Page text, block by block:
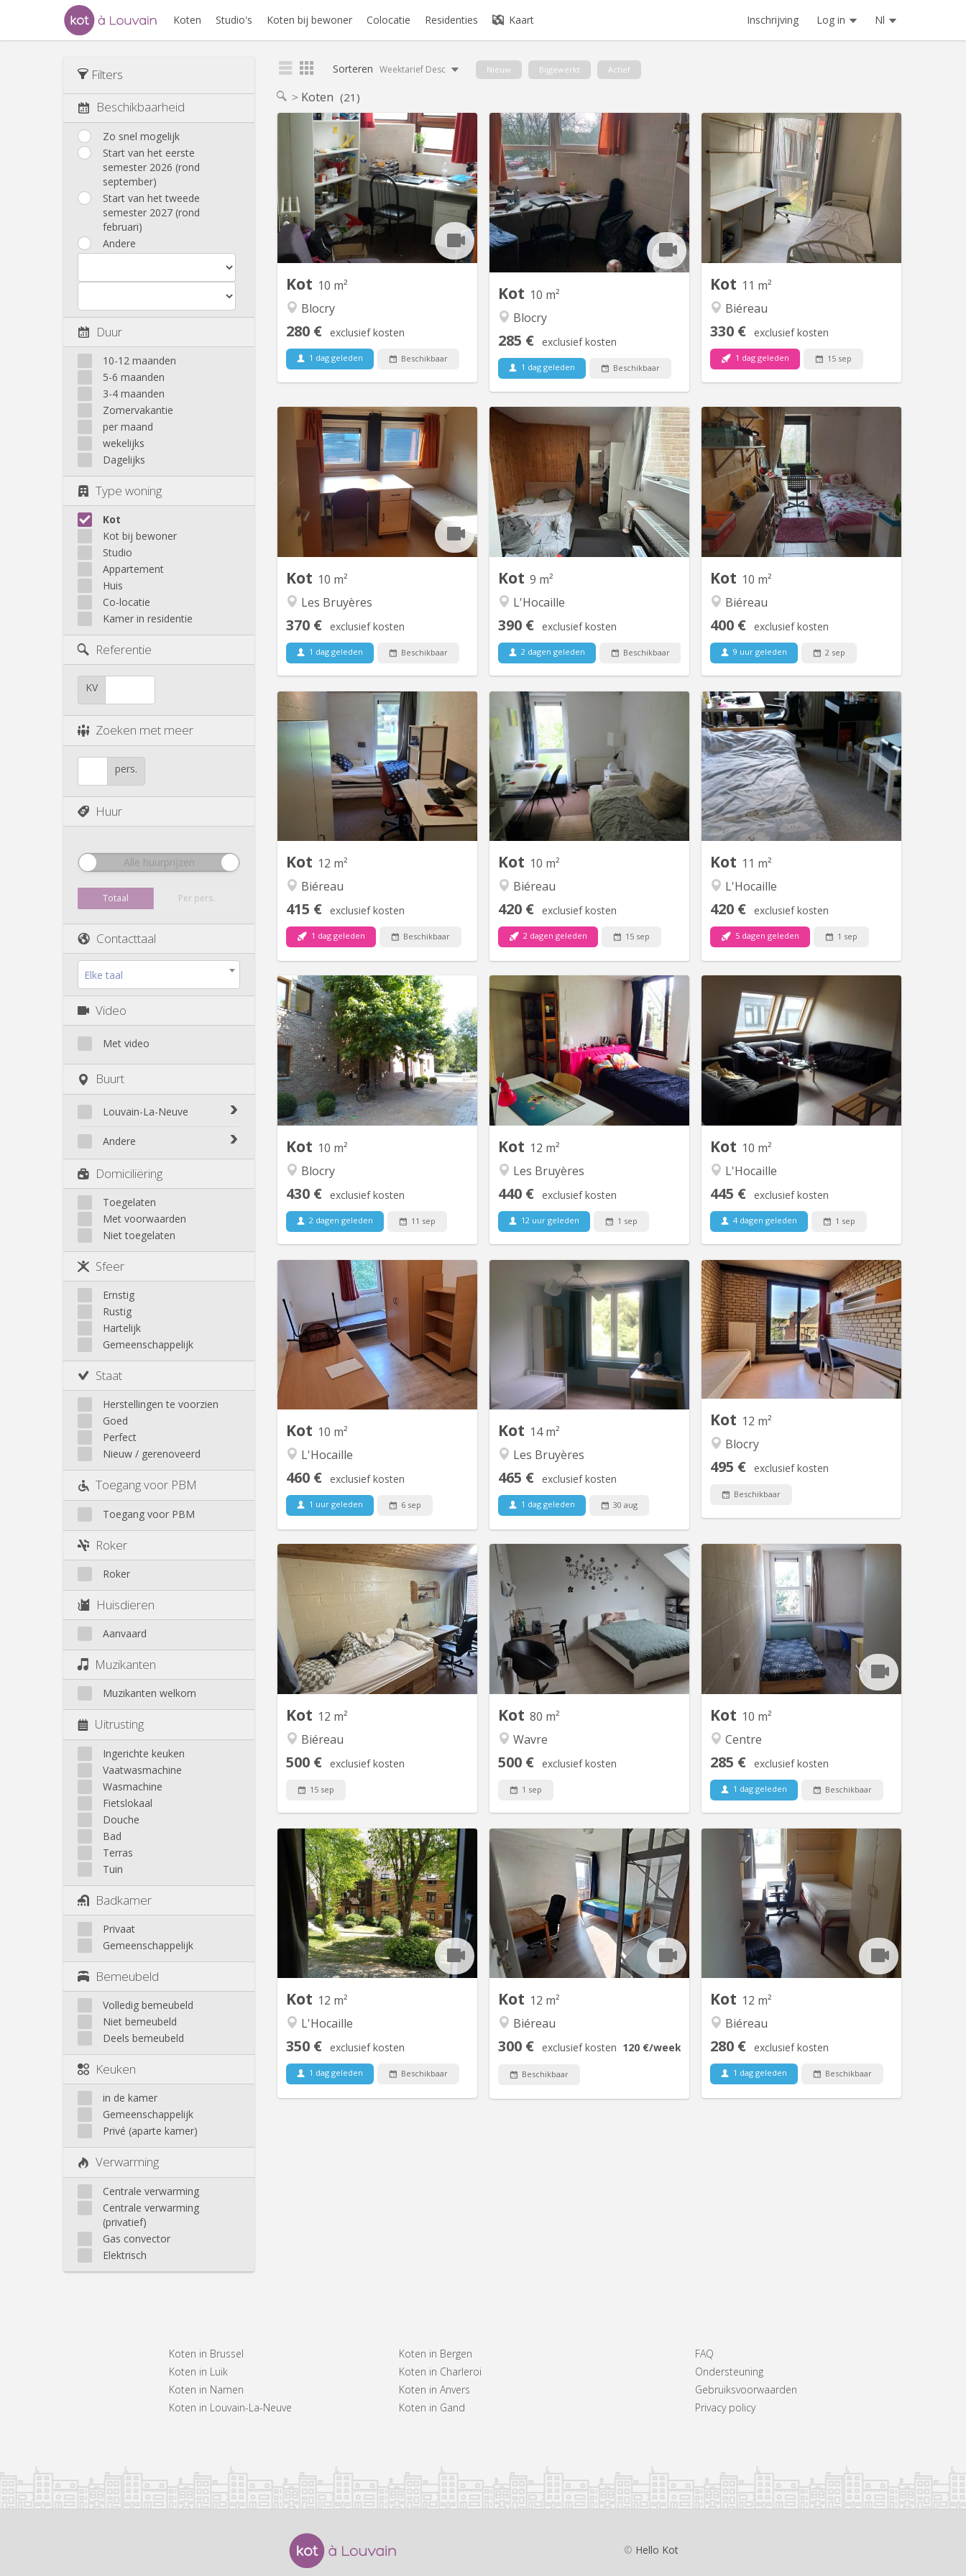
Koten Studio's Koten bij bewoner Colocatie Residenties Kaart Inschrijving Log in Nl
Filters
Beschikbaarheid
Zo snel mogelijk
Start van het eerste
semester 2026 (rond
september)
Start van het tweede
semester 2027 (rond
februari)
Andere
Duur
10-12 maanden
5-6 maanden
3-4 maanden
Zomervakantie
per maand
wekelijks
Dagelijks
Type woning
Kot
Kot bij bewoner
Studio
Appartement
Huis
Co-locatie
Kamer in residentie
Referentie
KV
Zoeken met meer
pers.
Huur
Alle huurprijzen
Totaal Per pers.
Contacttaal
Elke taal
Video
Met video
Buurt
Louvain-La-Neuve
Biéreau
Centre
L'Hocaille
La Baraque
Lauzelle
Les Bruyères
Andere
Genappe
Mont-Saint-Guibert
Nivelles
Ottignies
Rixensart
Walhain
Wavre
Buiten Louvain-La-Neuve
Domiciliëring
Toegelaten
Met voorwaarden
Niet toegelaten
Sfeer
Ernstig
Rustig
Hartelijk
Gemeenschappelijk
Staat
Herstellingen te voorzien
Goed
Perfect
Nieuw / gerenoveerd
Toegang voor PBM
Toegang voor PBM
Roker
Roker
Huisdieren
Aanvaard
Muzikanten
Muzikanten welkom
Uitrusting
Ingerichte keuken
Vaatwasmachine
Wasmachine
Fietslokaal
Douche
Bad
Terras
Tuin
Badkamer
Privaat
Gemeenschappelijk
Bemeubeld
Volledig bemeubeld
Niet bemeubeld
Deels bemeubeld
Keuken
in de kamer
Gemeenschappelijk
Privé (aparte kamer)
Verwarming
Centrale verwarming
Centrale verwarming
(privatief)
Gas convector
Elektrisch
Sorteren Weektarief Desc Nieuw Bijgewerkt Actief
Koten (21)
Kot 10 m²
Blocry
280 € exclusief kosten
1 dag geleden Beschikbaar
KV 1037
Kot situé rue des Sports 7 / 102: Très
bien situé, dans une rue calme, a deux
pas du centre sportif du Blocry, et
proche du centre, IAD, Hocaille
Appartement communautaire de 10
avec 3 salles de douches et 3 WC
Disponible du 16 juillet au 10
septembre 2026
Kot 10 m²
Blocry
285 € exclusief kosten
1 dag geleden Beschikbaar
KV 1025
Sports 11/104: kot situé au Blocry, rue
des Sports dans un appartement
communautaire de 10, avec 3 salles de
douches et 3 WC. chambre de 10 m²,
lumineuse proximité immédiate avec le
centre sportif, de l IAD, et proche du
centre de LLN A louer du 20 juin au 10
septembre 2026 à 290 euros...
Kot 11 m²
Biéreau
330 € exclusief kosten
1 dag geleden 15 sep
KV 2256
Chambre de 11m2, meublée, équipée
d’un évier. Résidence disposant d’un
parking et d’un cadre verdoyant. Loyer
€450 / mois : toutes charges
comprises Garantie locative €700 Taxe
de séjour lln : €325 / an Commun de 8
chambres au rez-de-chaussée-de-
chaussée, comprenant 1 salle de
Kot 10 m²
Les Bruyères
370 € exclusief kosten
1 dag geleden Beschikbaar
KV 850
Kot/chambre situé au passage des
Dinandiers 22 - 309, dans le quartier
des Bruyères Dans un communautaire
de 10 chambres avec 3 douches et 3
WC. Central, dans le quartier des
Bruyères, proche de la Grand place de
l'Université (à 4 minutes à pied), et des
commerces et facultés multiples. A 1...
Kot 9 m²
L'Hocaille
390 € exclusief kosten
2 dagen geleden Beschikbaar
KV 2207
Kot à louer dans un communautaire de
8 situé dans l'hocaille à 7 min à pied de
la grande place. disponible dès le 1er
juillet 2026 et ce jusqu'au 11
septembre 2026.
Kot 10 m²
Biéreau
400 € exclusief kosten
9 uur geleden 2 sep
Bonjour. ATTENTION LE KOT N’est
plus disponible pour l’ANNÉE 26-27. LE
KOT EST LOUÉ! Le loyer est de 500
euros tout compris (location de
mobiliers, taxes, charges) . Il est
équipé de meubles (bureau réglable en
hauteur, chaise de bureau, penderie,
commode, un lavabo (eau chaude, eau
Kot 12 m²
Biéreau
415 € exclusief kosten
1 dag geleden Beschikbaar
Kot à louer Louvain la Neuve
Kot 10 m²
Biéreau
420 € exclusief kosten
2 dagen geleden 15 sep
Chambre 313 au 3e étage dans un
communautaire de 6. 2 WC 1 douche
commune pour 2 chambres Lit sans
matelas Environnement verdoyant et
calme.
Kot 11 m²
L'Hocaille
420 € exclusief kosten
5 dagen geleden 1 sep
KV 1764
Chambre avec lavabo , 11 m2 dans un
communautaire de 6 chambres
partagées sur 2 niveaux un bloc
sanitaire (douche + toilette) pour 3
chambres
Kot 10 m²
Blocry
430 € exclusief kosten
2 dagen geleden 11 sep
KV 709
Plusieurs chambres seront disponibles
dans différentes maisons partagées
par 4 ou 6 étudiants à partir du
12/09/2026. Les maisons pour 4
étudiants comprennent une cuisine
équipée commune, un accès à une
terrasse et un jardin privatif. Au
premier étage, il y a deux chambres et
Kot 12 m²
Les Bruyères
440 € exclusief kosten
12 uur geleden 1 sep
KV 315
Kot/petite Chambre avec entrée et
douche indépendantes pour étudiant.
e. s dans commu de 3 personnes dans
une zone boisée autour du lac de
Louvain-la-Neuve et petit espace jardin
accessible en façade . Petite Cuisine
ocommunautaire. Internet offert à
négocier avec propriétaire Possibilité
Kot 10 m²
L'Hocaille
445 € exclusief kosten
4 dagen geleden 1 sep
Chambre 302 dans un communautaire
de 10 , 2 WC, 2 douches. Le loyer
mobilier est de 250€ pour l’année
payable soit en au début de l’année
soit mensuellement. La taxe de séjour
de 245€ (sauf changement de la part
de la commune) est à régler à l'entrée.
Kot 10 m²
L'Hocaille
460 € exclusief kosten
1 uur geleden 6 sep
KV 1953
Chambre au calme à louer, dans
maison communautaire de 9, dans le
quartier de l'Hocaille En commun:
living/cuisine communautaire, 2
douches, 2 WCs Quartier calme et
agréable. Très bien situé: près des
auditoires Coubertin, du centre sportif
et de la piscine, et de petits
Kot 14 m²
Les Bruyères
465 € exclusief kosten
1 dag geleden 30 aug
KV 516
⚠ deux chambres sur trois disponibles
en 2026-2027; une reprise par un
koteur de l'année précédente. Rue du
RUCHAUX, n°11 ; 1490 Court-Saint-
Étienne Kots situés dans une maison
familiale (partie étudiante
indépendante de la maison familiale)
Ⓐ Chambres normales 2 × 1 chambre
Kot 12 m²
Blocry
495 € exclusief kosten
Beschikbaar
KV 1828
A louer pour 2026-2027 , grande
chambre meublée située à l'Hocaille,
rue des Blancs chevaux, dans
communautaire de 6, avec frigo
individuel dans la chambre. Proximité
des auditoires (kiné, psychologie,
lettres, droit , sciences économiques,
Kot 12 m²
Biéreau
500 € exclusief kosten
15 sep
KV 1491
Grande chambre très bien meublée
dans le quartier du Biéreau, rue de la
Marjolaine, dans communautaire de 5,
à louer pour 2026-2027. Idéalement
situé dans un quartier calme et
verdoyant. Meubles: lit avec tiroirs et
matelas, garde robe, bureau, chaise de
bureau à roulettes, armoire basse...
Kot 80 m²
Wavre
500 € exclusief kosten
1 sep
KV 2258
Situé dans un écrin de verdure, à 10
minutes à pied des transports en
commun, 2 grandes chambres
lumineuses entièrement meublées
sont libres dans un appartement 3
chambres. L’appartement est composé
de 3 chambres, 2 salles de bain, un WC
séparé, une cuisine moderne
Kot 10 m²
Centre
285 € exclusief kosten
1 dag geleden Beschikbaar
KV 1405
Kot situé au 32 - 219 Place des
Wallons donnant sur le parking arrière
au calme (cour des Borains), côté
avenue de l'Espinette Appartement
communautaire de 10 avec 4 salles de
douches et 2 WC disponible dès le 1
aout 2026 et ce jusqu'au 10 septembre
Kot 12 m²
L'Hocaille
350 € exclusief kosten
1 dag geleden Beschikbaar
KV 424
kot à louer dans communautaire de 8,
proche de la Grand place, Le Piano,
Centre sportif Blocry, facultés,
lumineux disponible dès le 1 juillet
2026 et ce jusqu'au 10 septembre
2026
Kot 12 m²
Biéreau
300 € exclusief kosten 120 €/week
Beschikbaar
KV 1265
Contact uniquement par tél ou mail,
pas via le site Kot étudiant à louer, à
partir du 22 juin 2026, jusqu'au 31 août
2026 Tél : La durée du bail est de 2
mois (1er au 31 août 2026). Libre le 22
juin, dans un communautaire de 6. 12
M2, SDB privative (évier dans petite
SDB) Nouveau Quick step...
Kot 12 m²
Biéreau
280 € exclusief kosten
1 dag geleden Beschikbaar
KV 420
1 kot disponible à louer dans
communautaire de 7, quartier Biereau,
proche Ferme du Biereau (théatre),
Loungeatude, Tennis club, calme et
studieux . Châssis PVC double oscillo-
battant, sol linoleum. Visuel lointain.
Présence d'un frigo privatif dans la
chambre. A louer disponible du 20...
Koten in Brussel
Koten in Luik
Koten in Namen
Koten in Louvain-La-Neuve
Koten in Bergen
Koten in Charleroi
Koten in Anvers
Koten in Gand
FAQ
Ondersteuning
Gebruiksvoorwaarden
Privacy policy
© Hello Kot